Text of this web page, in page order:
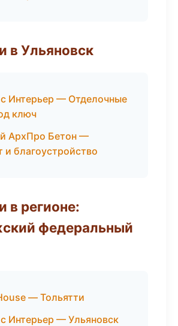
в Ульяновск
Интерьер — Отделочные
ключ
АрхПро Бетон —
благоустройство
в регионе:
федеральный
— Тольятти
Интерьер — Ульяновск